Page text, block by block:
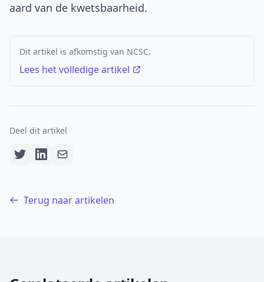
aard van de kwetsbaarheid.
Dit artikel is afkomstig van NCSC.
Lees het volledige artikel
Deel dit artikel
Terug naar artikelen